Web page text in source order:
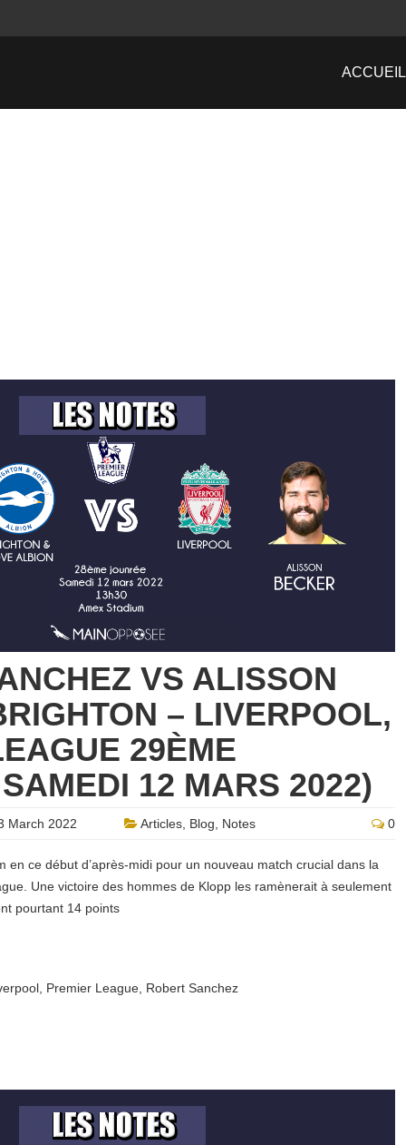
ACCUEIL
VS ALISSON
– LIVERPOOL,
29ÈME
12 MARS 2022)
March 2022 Articles Blog Notes 0
en ce début d’après-midi pour un nouveau match crucial dans la
Une victoire des hommes de Klopp les ramènerait à seulement
pourtant 14 points
Premier League Robert Sanchez